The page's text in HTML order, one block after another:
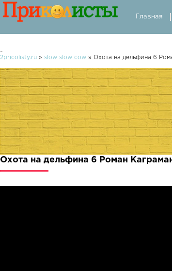
Главная
-
2pricolisty.ru » slow slow cow » Охота на дельфина 6
Охота на дельфина 6 Роман